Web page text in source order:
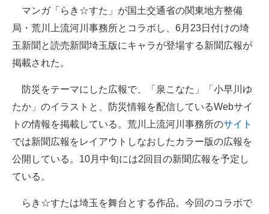
企業向けIT製品の総合サイト
モノづくり技術者専門サイト
エレクトロニクス専門サイト
電子設計の基本と応用
エネルギーの専門メディア
建設×テクノロジーの最前線
マンガ「らき☆すた」が国土交通省の関東地方整備
局・荒川上流河川事務所とコラボし、6月23日付けの埼
玉新聞と読売新聞埼玉版にキャラが登場する新聞広報が
掲載された。
防災をテーマにした広報で、「泉こなた」「小早川ゆ
たか」のイラストと、防災情報を配信しているWebサイ
トの情報を掲載している。荒川上流河川事務所のサイト
では新聞広報をレイアウトしなおしたカラー版の広報を
公開している。10月中旬には2回目の新聞広報を予定し
ている。
らき☆すたは埼玉を舞台とする作品。今回のコラボで